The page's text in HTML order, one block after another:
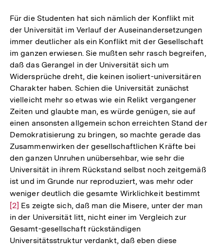
Für die Studenten hat sich nämlich der Konflikt mit
der Universität im Verlauf der Auseinandersetzungen
immer deutlicher als ein Konflikt mit der Gesellschaft
im ganzen erwiesen. Sie mußten sehr rasch begreifen,
daß das Gerangel in der Universität sich um
Widersprüche dreht, die keinen isoliert-universitären
Charakter haben. Schien die Universität zunächst
vielleicht mehr so etwas wie ein Relikt vergangener
Zeiten und glaubte man, es würde genügen, sie auf
einen ansonsten allgemein schon erreichten Stand der
Demokratisierung zu bringen, so machte gerade das
Zusammenwirken der gesellschaftlichen Kräfte bei
den ganzen Unruhen unübersehbar, wie sehr die
Universität in ihrem Rückstand selbst noch zeitgemäß
ist und im Grunde nur reproduziert, was mehr oder
weniger deutlich die gesamte Wirklichkeit bestimmt
[2] Es zeigte sich, daß man die Misere, unter der man
in der Universität litt, nicht einer im Vergleich zur
Gesamt-gesellschaft rückständigen
Universitätsstruktur verdankt, daß eben diese